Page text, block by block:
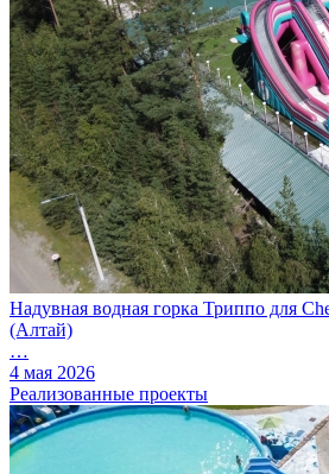
Надувная водная горка Триппо для
(Алтай)
…
4 мая 2026
Реализованные проекты